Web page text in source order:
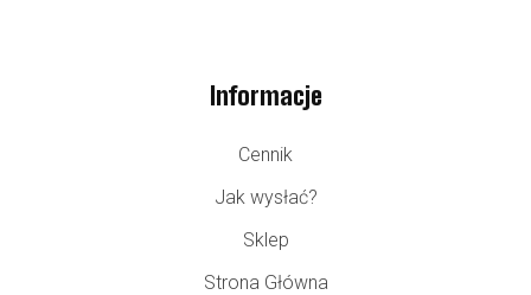
Informacje
Cennik
Jak wysłać?
Sklep
Strona Główna